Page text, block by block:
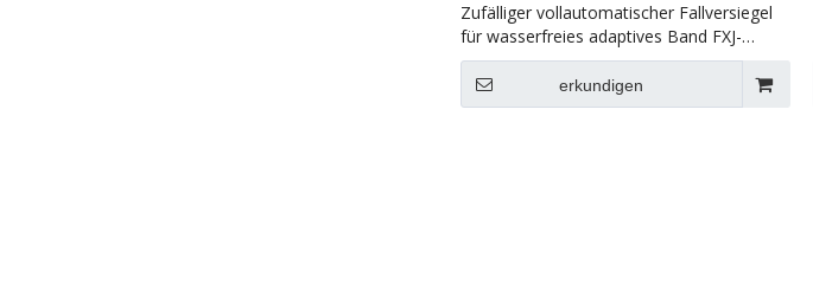
Zufälliger vollautomatischer Fallversiegel
für wasserfreies adaptives Band FXJ-
5050Q
erkundigen